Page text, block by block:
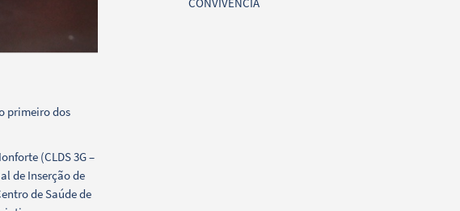
primeiro dos
(CLDS 3G –
de Inserção de
de Saúde de
CONVIVÊNCIA